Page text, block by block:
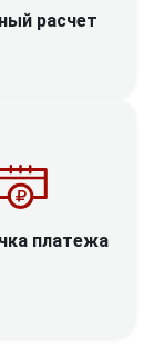
расчет
платежа